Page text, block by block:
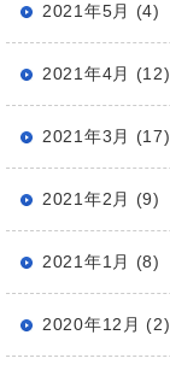
2021年5月 (4)
2021年4月 (12)
2021年3月 (17)
2021年2月 (9)
2021年1月 (8)
2020年12月 (2)